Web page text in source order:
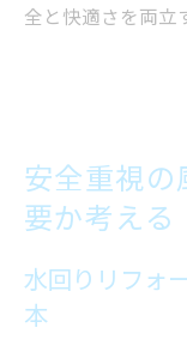
全と快適さを両立
安全重視
要か考える
水回りリフォ
本